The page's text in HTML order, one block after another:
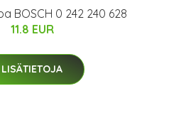
BOSCH 0 242 240 628
11.8 EUR
LISÄTIETOJA